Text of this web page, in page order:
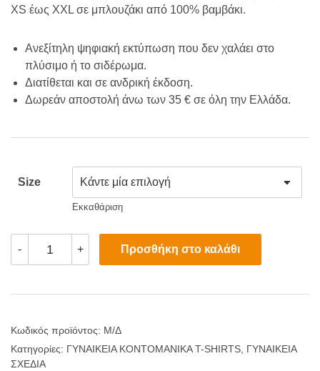
XS έως XXL σε μπλουζάκι από 100% βαμβάκι.
Ανεξίτηλη ψηφιακή εκτύπωση που δεν χαλάει στο
πλύσιμο ή το σιδέρωμα.
Διατίθεται και σε ανδρική έκδοση.
Δωρεάν αποστολή άνω των 35 € σε όλη την Ελλάδα.
Size
Εκκαθάριση
-
Ride
+ Προσθήκη στο καλάθι
Κωδικός προϊόντος: Μ/Δ
Κατηγορίες: ΓΥΝΑΙΚΕΙΑ ΚΟΝΤΟΜΑΝΙΚΑ T-SHIRTS ΓΥΝΑΙΚΕΙΑ
ΣΧΕΔΙΑ